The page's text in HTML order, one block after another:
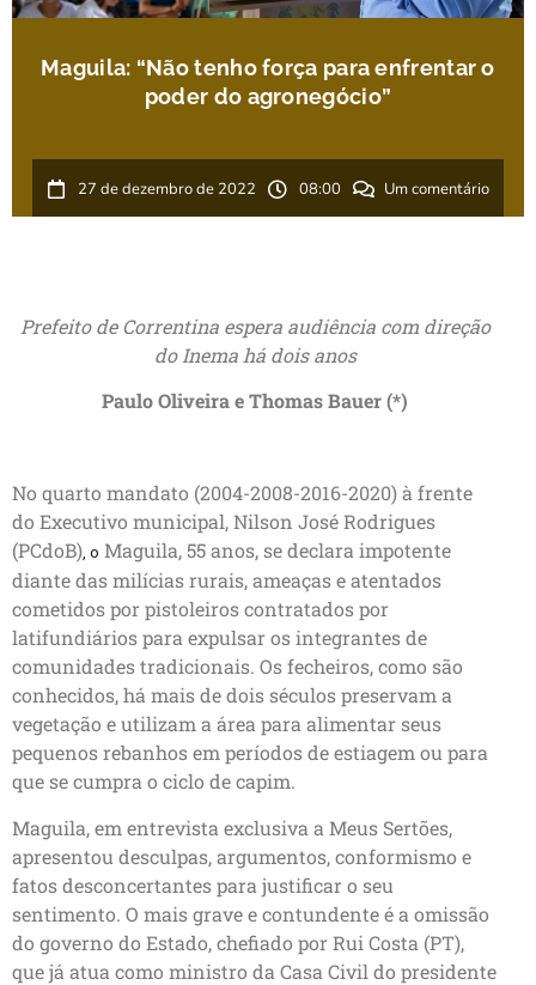
Maguila: “Não tenho força para enfrentar o
poder do agronegócio”
27 de dezembro de 2022 08:00 Um comentário
Prefeito de Correntina espera audiência com direção
do Inema há dois anos
Paulo Oliveira e Thomas Bauer (*)
No quarto mandato (2004-2008-2016-2020) à frente
do Executivo municipal, Nilson José Rodrigues
(PCdoB), o Maguila, 55 anos, se declara impotente
diante das milícias rurais, ameaças e atentados
cometidos por pistoleiros contratados por
latifundiários para expulsar os integrantes de
comunidades tradicionais. Os fecheiros, como são
conhecidos, há mais de dois séculos preservam a
vegetação e utilizam a área para alimentar seus
pequenos rebanhos em períodos de estiagem ou para
que se cumpra o ciclo de capim.
Maguila, em entrevista exclusiva a Meus Sertões,
apresentou desculpas, argumentos, conformismo e
fatos desconcertantes para justificar o seu
sentimento. O mais grave e contundente é a omissão
do governo do Estado, chefiado por Rui Costa (PT),
que já atua como ministro da Casa Civil do presidente